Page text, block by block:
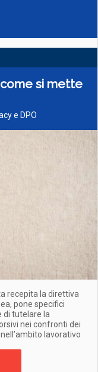
come si mette
e DPO
recepita la direttiva
pone specifici
di tutelare la
nei confronti dei
lavorativo